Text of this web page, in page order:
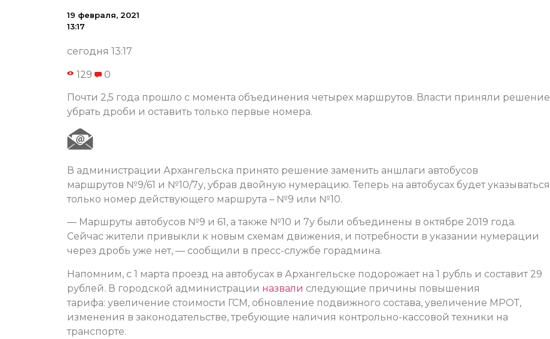
19 февраля, 2021
13:17
сегодня 13:17
129 0
Почти 2,5 года прошло с момента объединения четырех маршрутов. Власти приняли решение
убрать дроби и оставить только первые номера.
В администрации Архангельска принято решение заменить аншлаги автобусов
маршрутов №9/61 и №10/7у, убрав двойную нумерацию. Теперь на автобусах будет указываться
только номер действующего маршрута – №9 или №10.
— Маршруты автобусов №9 и 61, а также №10 и 7у были объединены в октябре 2019 года.
Сейчас жители привыкли к новым схемам движения, и потребности в указании нумерации
через дробь уже нет, — сообщили в пресс-службе горадмина.
Напомним, с 1 марта проезд на автобусах в Архангельске подорожает на 1 рубль и составит 29
рублей. В городской администрации назвали следующие причины повышения
тарифа: увеличение стоимости ГСМ, обновление подвижного состава, увеличение МРОТ,
изменения в законодательстве, требующие наличия контрольно-кассовой техники на
транспорте.